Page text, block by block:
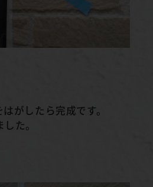
がしたら完成です。
た。